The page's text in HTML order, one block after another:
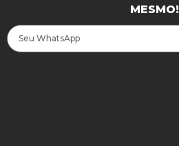
MESMO!